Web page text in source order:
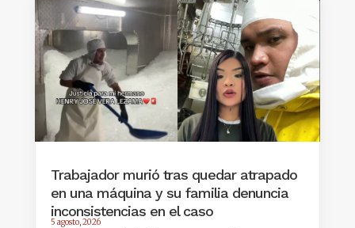
Trabajador murió tras quedar atrapado
en una máquina y su familia denuncia
inconsistencias en el caso
5 agosto, 2026